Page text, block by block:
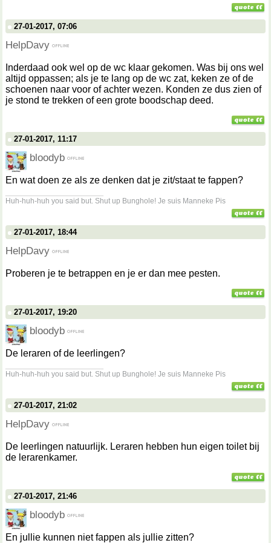
27-01-2017, 07:06
HelpDavy
Inderdaad ook wel op de wc klaar gekomen. Was bij ons wel
altijd oppassen; als je te lang op de wc zat, keken ze of de
schoenen naar voor of achter wezen. Konden ze dus zien of
je stond te trekken of een grote boodschap deed.
27-01-2017, 11:17
bloodyb
En wat doen ze als ze denken dat je zit/staat te fappen?
Huh-huh-huh you said but. Shut up Bunghole! Je suis Manneke Pis
27-01-2017, 18:44
HelpDavy
Proberen je te betrappen en je er dan mee pesten.
27-01-2017, 19:20
bloodyb
De leraren of de leerlingen?
Huh-huh-huh you said but. Shut up Bunghole! Je suis Manneke Pis
27-01-2017, 21:02
HelpDavy
De leerlingen natuurlijk. Leraren hebben hun eigen toilet bij
de lerarenkamer.
27-01-2017, 21:46
bloodyb
En jullie kunnen niet fappen als jullie zitten?